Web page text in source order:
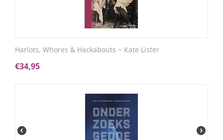
Harlots, Whores & Hackabouts ~ Kate Lister
€34,95